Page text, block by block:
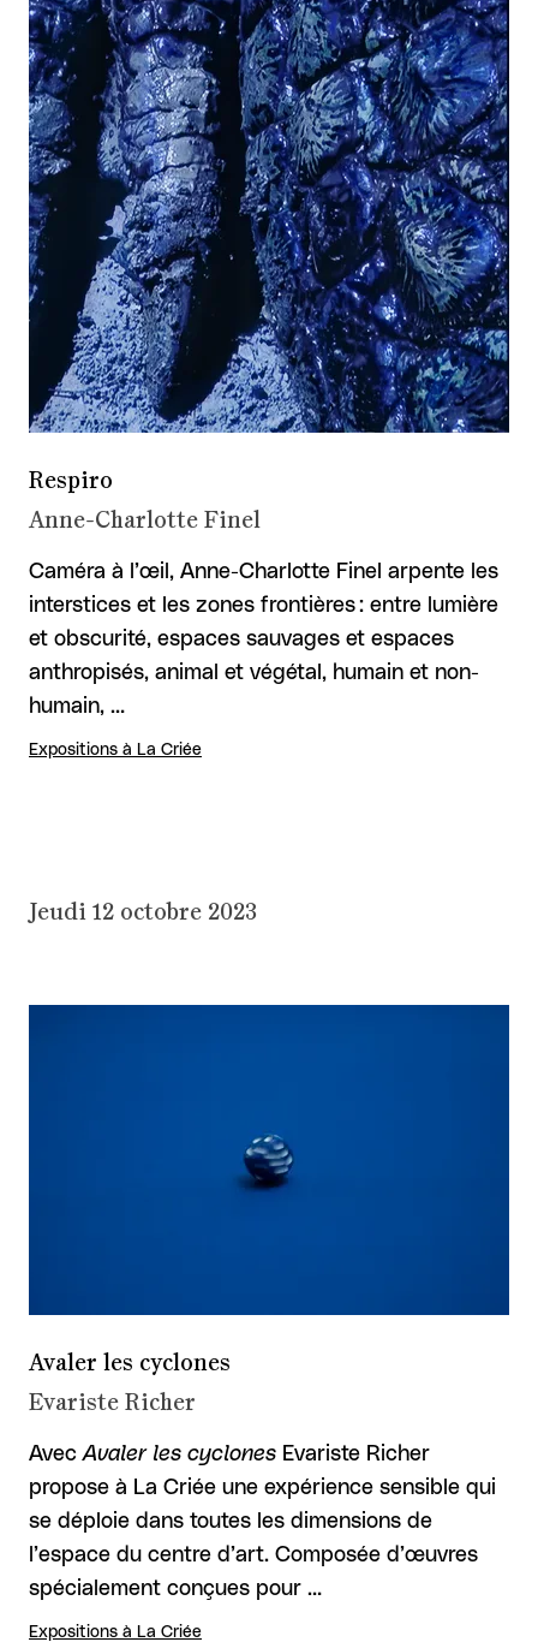
Respiro
Anne-Charlotte Finel
Caméra à l’œil, Anne-Charlotte Finel arpente les
interstices et les zones frontières : entre lumière
et obscurité, espaces sauvages et espaces
anthropisés, animal et végétal, humain et non-
humain, …
Expositions à La Criée
Jeudi 12 octobre 2023
Avaler les cyclones
Evariste Richer
AvecAvaler les cyclones Evariste Richer
propose à La Criée une expérience sensible qui
se déploie dans toutes les dimensions de
l’espace du centre d’art. Composée d’œuvres
spécialement conçues pour …
Expositions à La Criée